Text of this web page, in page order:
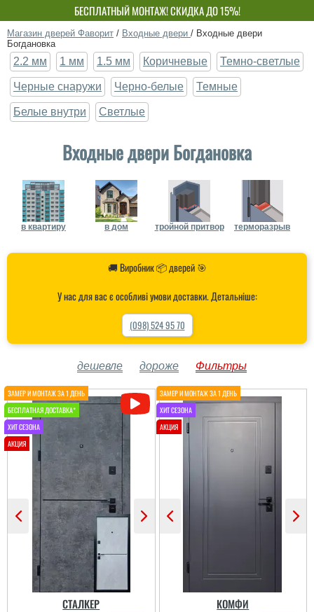
БЕСПЛАТНЫЙ МОНТАЖ! СКИДКА ДО 15%!
СОБСТВЕННОЕ ПРОИЗВОДСТВО-НЕ ПЕРЕПЛАЧИВАЙ!
Магазин дверей Фаворит / Входные двери / Входные двери
Богдановка
2.2 мм 1 мм 1.5 мм Коричневые Темно-светлые
Черные снаружи Черно-белые Темные
Белые внутри Светлые
Входные двери Богдановка
в квартиру в дом тройной притвор терморазрыв
🚚 Виробник 📦 дверей 🎯
У нас для вас є особливі умови доставки. Детальніше:
(098) 524 95 70
дешевле дороже Фильтры
СТАЛКЕР КОМФИ